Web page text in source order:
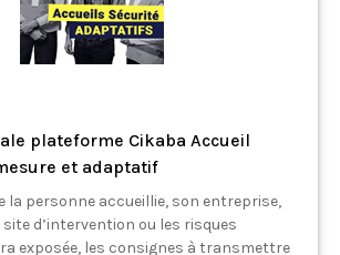
plateforme Cikaba Accueil
et adaptatif
la personne accueillie, son entreprise,
d’intervention ou les risques
exposée, les consignes à transmettre